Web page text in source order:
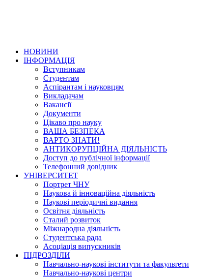
НОВИНИ
ІНФОРМАЦІЯ
Вступникам
Студентам
Аспірантам і науковцям
Викладачам
Вакансії
Документи
Цікаво про науку
ВАША БЕЗПЕКА
ВАРТО ЗНАТИ!
АНТИКОРУПЦІЙНА ДІЯЛЬНІСТЬ
Доступ до публічної інформації
Телефонний довідник
УНІВЕРСИТЕТ
Портрет ЧНУ
Наукова й інноваційна діяльність
Наукові періодичні видання
Освітня діяльність
Сталий розвиток
Міжнародна діяльність
Студентська рада
Асоціація випускників
ПІДРОЗДІЛИ
Навчально-наукові інститути та факультети
Навчально-наукові центри